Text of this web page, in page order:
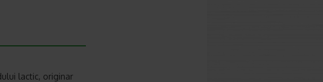
lactic, originar